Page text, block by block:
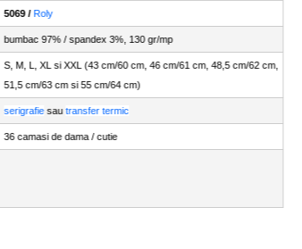
5069 / Roly
bumbac 97% / spandex 3%, 130 gr/mp
S, M, L, XL si XXL (43 cm/60 cm, 46 cm/61 cm, 48,5 cm/62 cm,
51,5 cm/63 cm si 55 cm/64 cm)
serigrafiesautransfer termic
36 camasi de dama / cutie